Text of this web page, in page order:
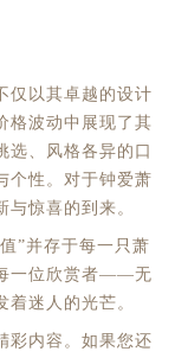
以其卓越的设计
格波动中展现了其
选、风格各异的口
个性。对于钟爱萧
惊喜的到来。
”并存于每一只萧
一位欣赏者——无
迷人的光芒。
彩内容。如果您还